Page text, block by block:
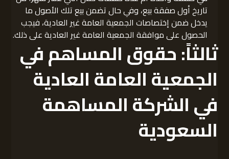
تاريخ أول صفقة بيع، وفي حال تضمن بيع تلك الأصول ما
يدخل ضمن إختصاصات الجمعية العامة غير العادية، فيجب
الحصول على موافقة الجمعية العامة غير العادية على ذلك.
ثالثاً: حقوق المساهم في
الجمعية العامة العادية
في الشركة المساهمة
السعودية